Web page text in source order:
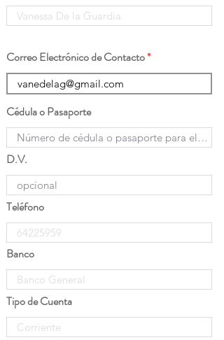
Correo Electrónico de Contacto
Cédula o Pasaporte
D.V.
Teléfono
Banco
Tipo de Cuenta